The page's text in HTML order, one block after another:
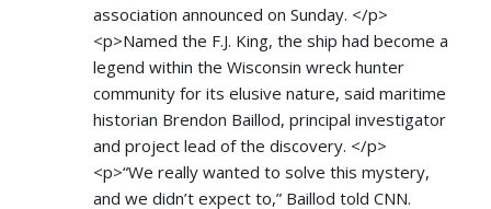
association announced on Sunday. </p>
<p>Named the F.J. King, the ship had become a
legend within the Wisconsin wreck hunter
community for its elusive nature, said maritime
historian Brendon Baillod, principal investigator
and project lead of the discovery. </p>
<p>“We really wanted to solve this mystery,
and we didn’t expect to,” Baillod told CNN.